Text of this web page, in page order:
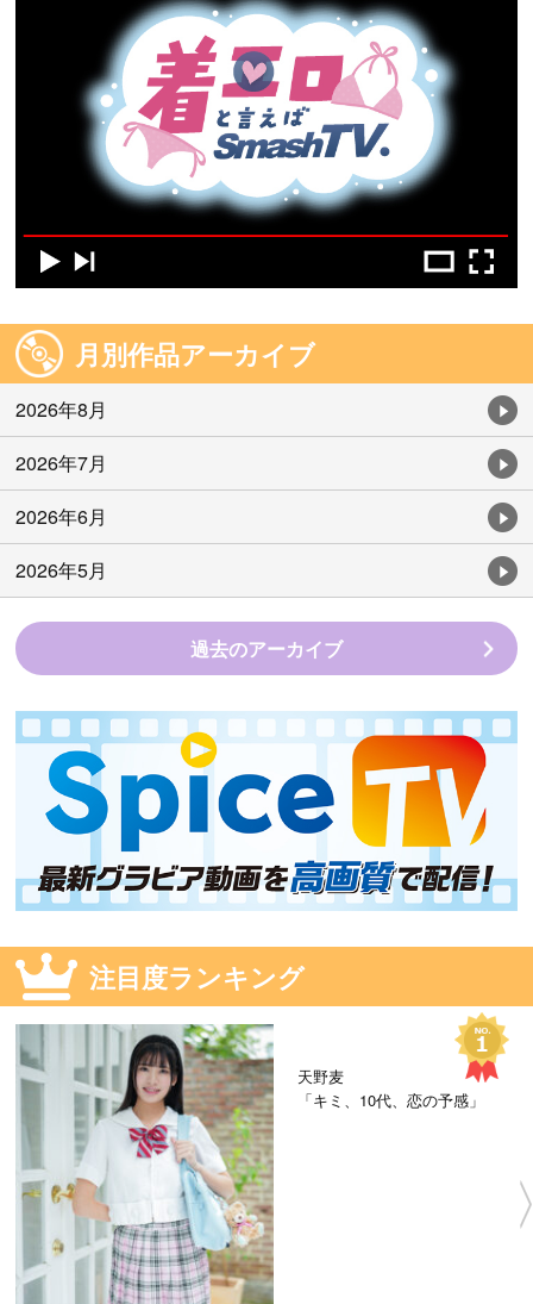
月別作品アーカイブ
2026年8月
2026年7月
2026年6月
2026年5月
過去のアーカイブ
注目度ランキング
天野麦
「キミ、10代、恋の予感」